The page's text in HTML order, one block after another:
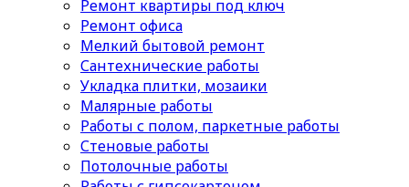
Ремонт квартиры под ключ
Ремонт офиса
Мелкий бытовой ремонт
Сантехнические работы
Укладка плитки, мозаики
Малярные работы
Работы с полом, паркетные работы
Стеновые работы
Потолочные работы